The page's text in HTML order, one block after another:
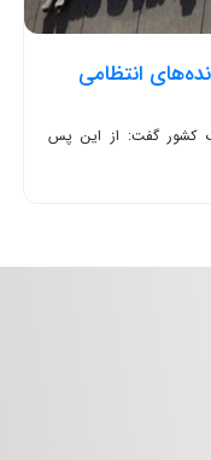
انتظامی
کشور گفت: از این پس